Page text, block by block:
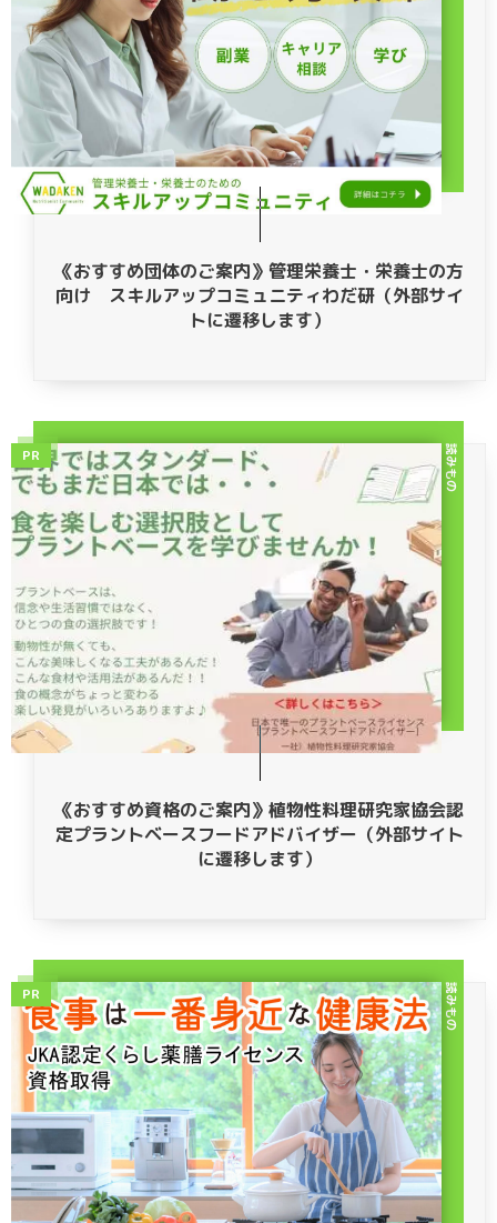
《おすすめ団体のご案内》管理栄養士・栄養士の方
向け スキルアップコミュニティわだ研（外部サイ
トに遷移します）
読みもの
《おすすめ資格のご案内》植物性料理研究家協会認
定プラントベースフードアドバイザー（外部サイト
に遷移します）
PR
読みもの
PR